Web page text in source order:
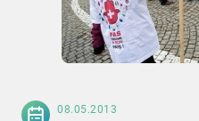
08.05.2013